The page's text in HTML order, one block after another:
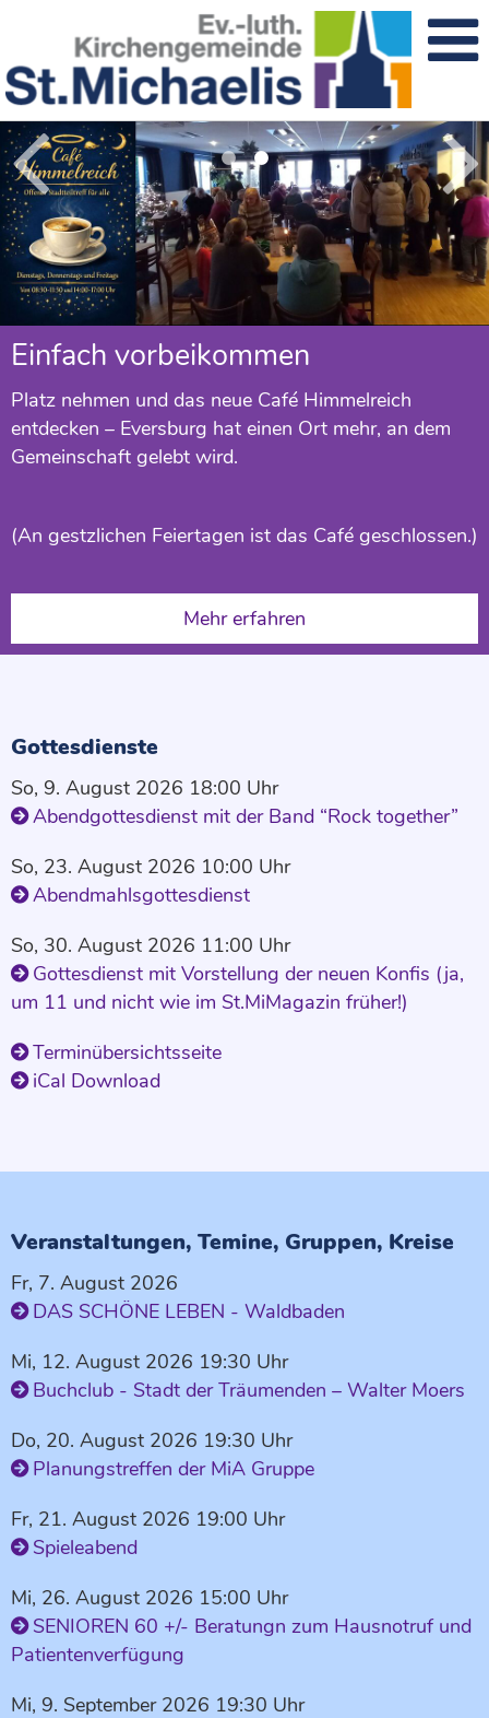
Michaelis Magazin
Juli - Oktober: online
Einfach vorbeikommen
Platz nehmen und das neue Café Himmelreich
entdecken – Eversburg hat einen Ort mehr, an dem
Gemeinschaft gelebt wird.
(An gestzlichen Feiertagen ist das Café geschlossen.)
Mehr erfahren
Gottesdienste
So, 9. August 2026 18:00 Uhr
Abendgottesdienst mit der Band “Rock together”
So, 23. August 2026 10:00 Uhr
Abendmahlsgottesdienst
So, 30. August 2026 11:00 Uhr
Gottesdienst mit Vorstellung der neuen Konfis (ja,
um 11 und nicht wie im St.MiMagazin früher!)
Terminübersichtsseite
iCal Download
Veranstaltungen, Temine, Gruppen, Kreise
Fr, 7. August 2026
DAS SCHÖNE LEBEN - Waldbaden
Mi, 12. August 2026 19:30 Uhr
Buchclub - Stadt der Träumenden – Walter Moers
Do, 20. August 2026 19:30 Uhr
Planungstreffen der MiA Gruppe
Fr, 21. August 2026 19:00 Uhr
Spieleabend
Mi, 26. August 2026 15:00 Uhr
SENIOREN 60 +/- Beratungn zum Hausnotruf und
Patientenverfügung
Mi, 9. September 2026 19:30 Uhr